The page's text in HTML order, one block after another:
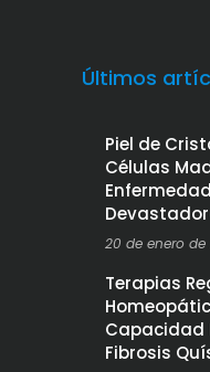
Últimos
Piel de
Células
20 de enero de
Terapias
Capacidad
Fibrosis